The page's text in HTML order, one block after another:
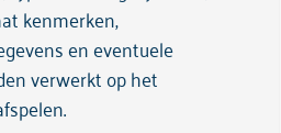
kenmerken,
en eventuele
verwerkt op het